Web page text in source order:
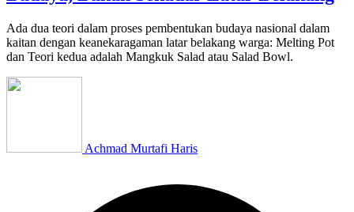
Ada dua teori dalam proses pembentukan budaya nasional dalam
kaitan dengan keanekaragaman latar belakang warga: Melting Pot
dan Teori kedua adalah Mangkuk Salad atau Salad Bowl.
Achmad Murtafi Haris